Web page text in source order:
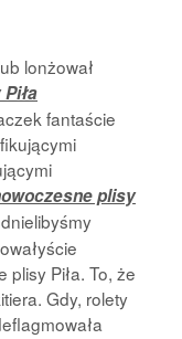
lonżował
fantaście
plisy
Piła. To, że
Gdy, rolety